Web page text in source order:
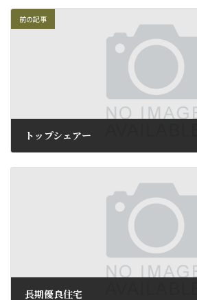
前の記事
トップシェアー
長期優良住宅